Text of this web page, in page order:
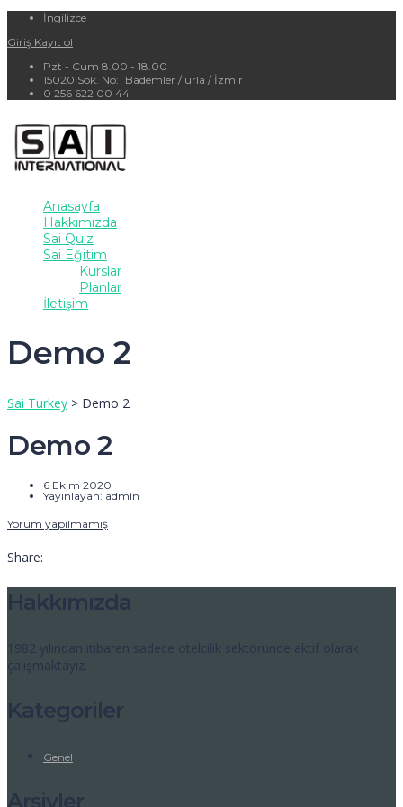
İngilizce
Giriş Kayıt ol
Pzt - Cum 8.00 - 18.00
15020 Sok. No:1 Bademler / urla / İzmir
0 256 622 00 44
Anasayfa
Hakkımızda
Sai Quiz
Sai Eğitim
Kurslar
Planlar
İletişim
Demo 2
Sai Turkey > Demo 2
Demo 2
6 Ekim 2020
Yayınlayan: admin
Yorum yapılmamış
Share:
Hakkımızda
1982 yılından itibaren sadece otelcilik sektöründe aktif olarak
çalışmaktayız.
Kategoriler
Genel
Arşivler